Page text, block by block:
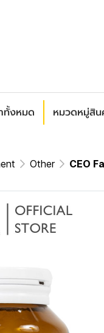
ทั้งหมด หมวดหมู่สิน
Other CEO